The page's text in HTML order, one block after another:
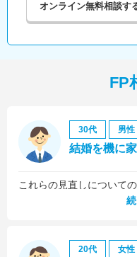
オンライン無料相談す
FP
30代 男性
結婚を機に
20代 女性